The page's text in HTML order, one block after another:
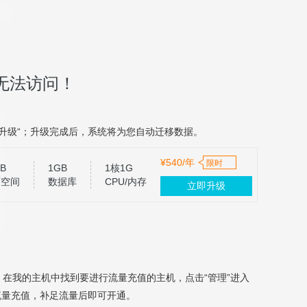
访问！
“；升级完成后，系统将为您自动迁移数据。
间
1GB
数据库
1核1G
CPU/内存
¥540/年 限时
立即升级
在我的主机中找到要进行流量充值的主机，点击“管理”进入
充值，补足流量后即可开通。